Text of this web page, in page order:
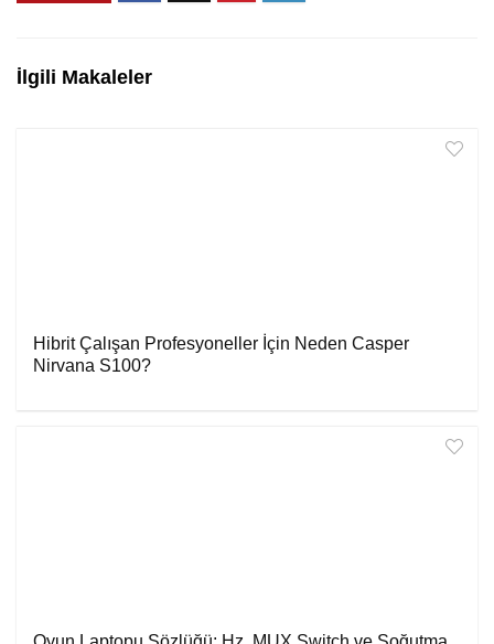
İlgili Makaleler
Hibrit Çalışan Profesyoneller İçin Neden Casper
Nirvana S100?